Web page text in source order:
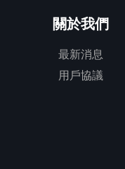
關於我們
最新消息
用戶協議